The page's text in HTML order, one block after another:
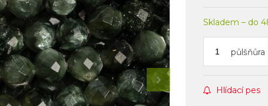
Skladem – do
půlšňůra
Hlídací pes